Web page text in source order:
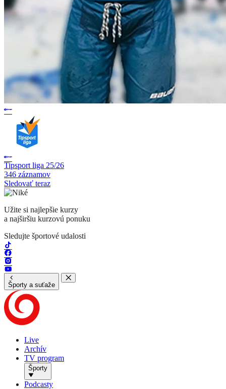
Tipsport liga 25/26
346 záznamov
Sledovať teraz
Užite si najlepšie kurzy
a najširšiu kurzovú ponuku
Sledujte športové udalosti
Športy a suťaže
Live
Archív
TV program
Športy
Podcasty